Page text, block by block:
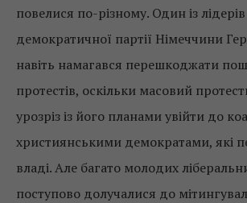
повелиcя по-різному. Один із
демократичної партії Німеччини
навіть намагався перешкоджати
протестів, оскільки масовий
урозріз із його планами увійти до
християнськими демократами, які
владі. Але багато молодих
поступово долучалися до